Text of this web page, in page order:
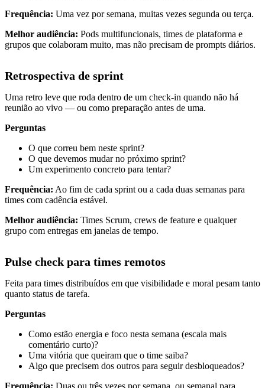
Frequência: Uma vez por semana, muitas vezes segunda ou terça.
Melhor audiência: Pods multifuncionais, times de plataforma e
grupos que colaboram muito, mas não precisam de prompts diários.
Retrospectiva de sprint
Uma retro leve que roda dentro de um check-in quando não há
reunião ao vivo — ou como preparação antes de uma.
Perguntas
O que correu bem neste sprint?
O que devemos mudar no próximo sprint?
Um experimento concreto para tentar?
Frequência: Ao fim de cada sprint ou a cada duas semanas para
times com cadência estável.
Melhor audiência: Times Scrum, crews de feature e qualquer
grupo com entregas em janelas de tempo.
Pulse check para times remotos
Feita para times distribuídos em que visibilidade e moral pesam tanto
quanto status de tarefa.
Perguntas
Como estão energia e foco nesta semana (escala mais
comentário curto)?
Uma vitória que queiram que o time saiba?
Algo que precisem dos outros para seguir desbloqueados?